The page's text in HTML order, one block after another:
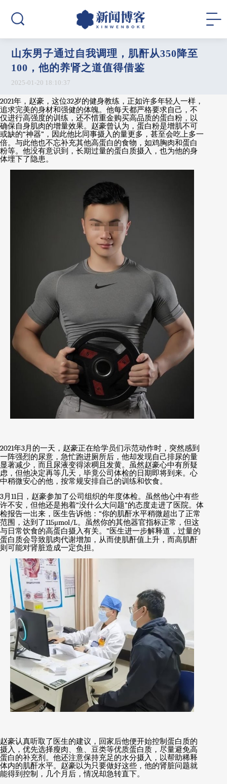
山东男子通过自我调理，肌酐从350降至
100，他的养肾之道值得借鉴
2025-01-20 18:10:37
2021年，赵豪，这位32岁的健身教练，正如许多年轻人一样，
追求完美的身材和强健的体魄。他每天都严格要求自己，不
仅进行高强度的训练，还不惜重金购买高品质的蛋白粉，以
确保自身肌肉的增量效果。赵豪曾认为，蛋白粉是增肌不可
或缺的“神器” ，因此他比同事摄入的量更多，甚至会吃上多一
倍。与此他也不忘补充其他高蛋白的食物，如鸡胸肉和蛋白
粉等。他没有意识到，长期过量的蛋白质摄入，也为他的身
体埋下了隐患。
2021年3月的一天，赵豪正在给学员们示范动作时，突然感到
一阵强烈的尿意，急忙跑进厕所后，他却发现自己排尿的量
显著减少，而且尿液变得浓稠且发黄。虽然赵豪心中有所疑
虑，但他决定再等几天，毕竟公司体检的日期即将到来。心
中稍微安心的他，按常规安排自己的训练和饮食。
3月11日，赵豪参加了公司组织的年度体检。虽然他心中有些
许不安，但他还是抱着“没什么大问题”的态度走进了医院。体
检报告一出来，医生告诉他： “你的肌酐水平稍微超出了正常
范围，达到了115μmol/L。虽然你的其他器官指标正常，但这
与日常饮食的高蛋白摄入有关。 ”医生进一步解释道，过量的
蛋白质会导致肌肉代谢增加，从而使肌酐值上升，而高肌酐
则可能对肾脏造成一定负担。
赵豪认真听取了医生的建议，回家后他便开始控制蛋白质的
摄入，优先选择瘦肉、鱼、豆类等优质蛋白质，尽量避免高
蛋白的补充剂。他还注意保持充足的水分摄入，以帮助稀释
体内的肌酐水平。赵豪以为只要做好这些，他的肾脏问题就
能得到控制，几个月后，情况却急转直下。